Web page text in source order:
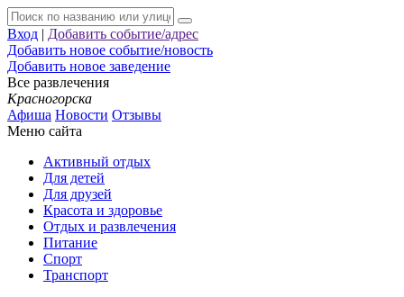
Вход | Добавить событие/адрес
Добавить новое событие/новость
Добавить новое заведение
Все развлечения
Красногорска
Афиша Новости Отзывы
Меню сайта
Активный отдых
Для детей
Для друзей
Красота и здоровье
Отдых и развлечения
Питание
Спорт
Транспорт